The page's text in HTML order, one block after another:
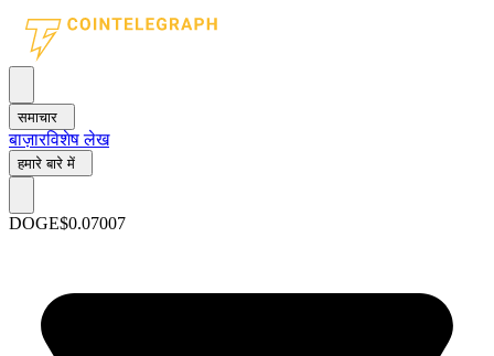
समाचार
बाज़ारविशेष लेख
हमारे बारे में
DOGE$0.07007